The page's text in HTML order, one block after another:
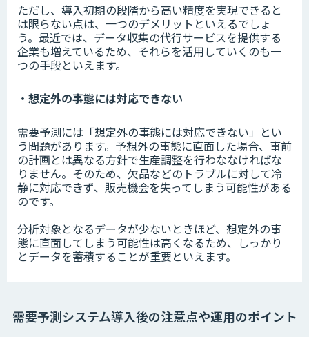
ただし、導入初期の段階から高い精度を実現できると
は限らない点は、一つのデメリットといえるでしょ
う。最近では、データ収集の代行サービスを提供する
企業も増えているため、それらを活用していくのも一
つの手段といえます。
・想定外の事態には対応できない
需要予測には「想定外の事態には対応できない」とい
う問題があります。予想外の事態に直面した場合、事前
の計画とは異なる方針で生産調整を行わななければな
りません。そのため、欠品などのトラブルに対して冷
静に対応できず、販売機会を失ってしまう可能性がある
のです。
分析対象となるデータが少ないときほど、想定外の事
態に直面してしまう可能性は高くなるため、しっかり
とデータを蓄積することが重要といえます。
需要予測システム導入後の注意点や運用のポイント